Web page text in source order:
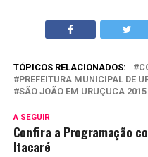
TÓPICOS RELACIONADOS:
PREFEITURA MUNICIPAL DE
SÃO JOÃO EM URUÇUCA 2015
A SEGUIR
Confira a Programação
Itacaré